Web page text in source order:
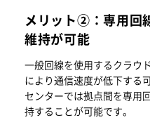
メリット②：専用回
維持が可能
一般回線を使用するクラウ
により通信速度が低下する
センターでは拠点間を専用
持することが可能です。